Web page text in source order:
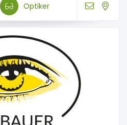
Optiker